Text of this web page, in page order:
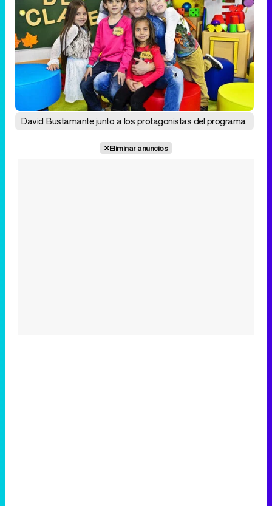
David Bustamante junto a los protagonistas del programa
Eliminar anuncios